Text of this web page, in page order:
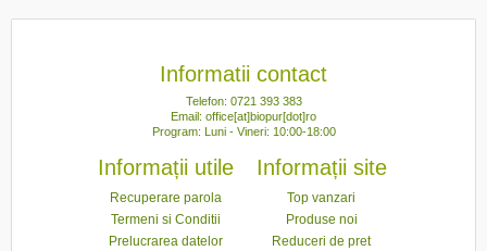
Informatii contact
Telefon: 0721 393 383
Email: office[at]biopur[dot]ro
Program: Luni - Vineri: 10:00-18:00
Informații utile
Recuperare parola
Termeni si Conditii
Prelucrarea datelor
Informații site
Top vanzari
Produse noi
Reduceri de pret